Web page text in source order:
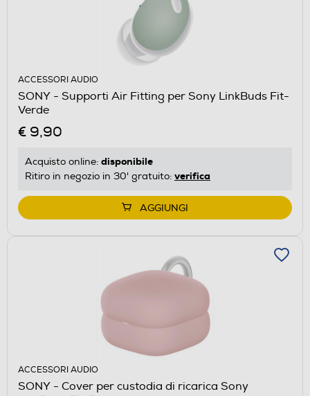
ACCESSORI AUDIO
SONY - Supporti Air Fitting per Sony LinkBuds Fit-
Verde
€ 9,90
Acquisto online: disponibile
Ritiro in negozio in 30' gratuito: verifica
AGGIUNGI
ACCESSORI AUDIO
SONY - Cover per custodia di ricarica Sony